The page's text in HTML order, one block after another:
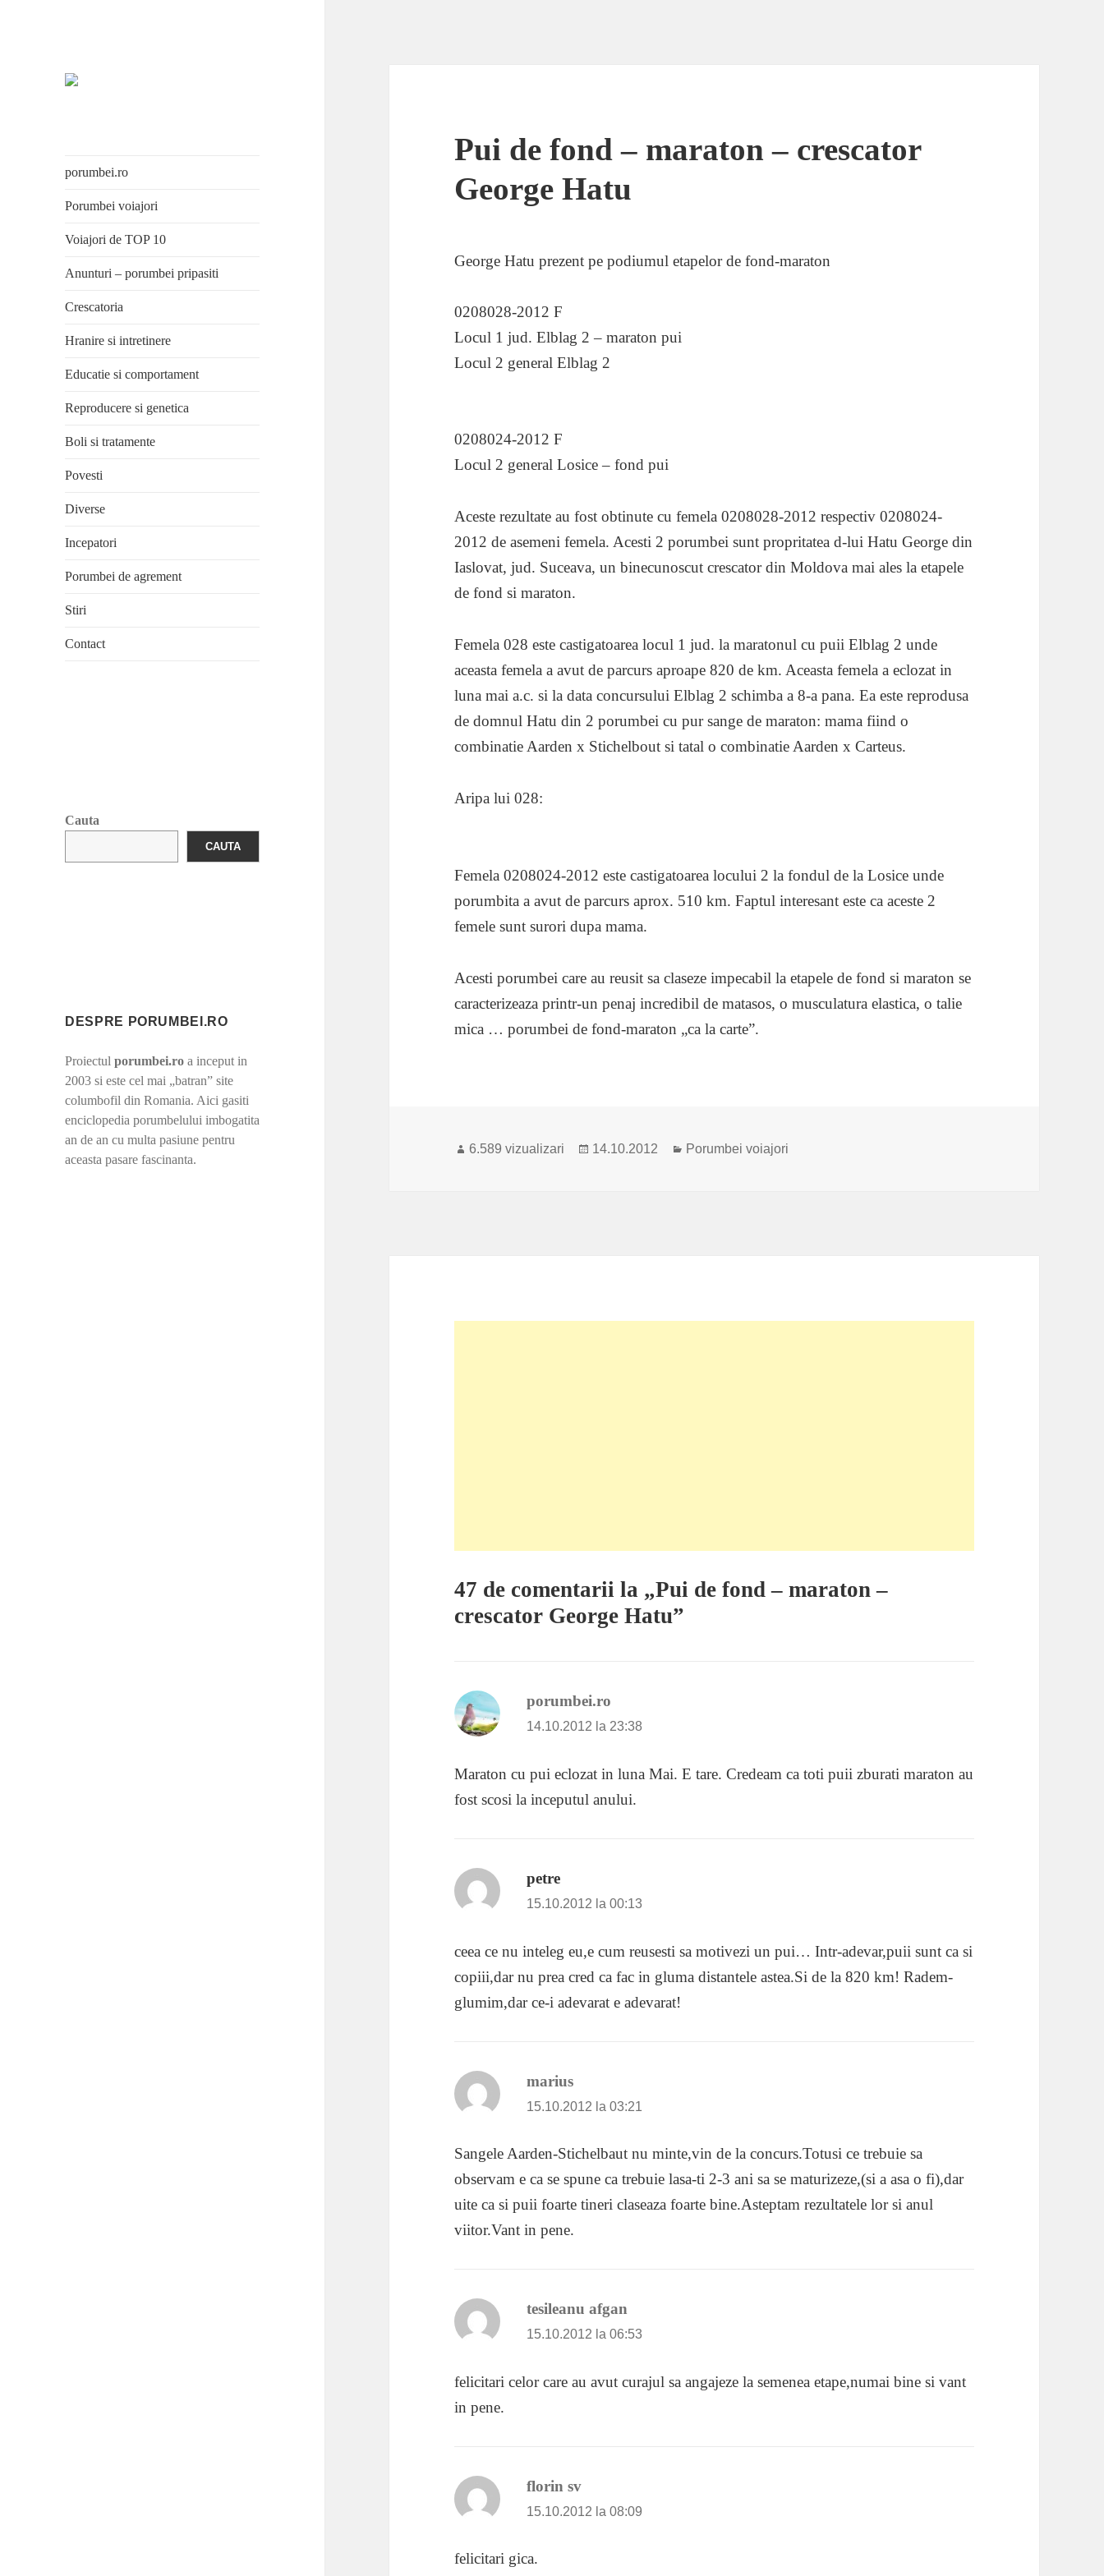
porumbei.ro
Porumbei voiajori
Voiajori de TOP 10
Anunturi – porumbei pripasiti
Crescatoria
Hranire si intretinere
Educatie si comportament
Reproducere si genetica
Boli si tratamente
Povesti
Diverse
Incepatori
Porumbei de agrement
Stiri
Contact
Cauta
CAUTA
DESPRE PORUMBEI.RO
Proiectulporumbei.ro a inceput in
2003 si este cel mai „batran” site
columbofil din Romania. Aici gasiti
enciclopedia porumbelului imbogatita
an de an cu multa pasiune pentru
aceasta pasare fascinanta.
Pui de fond – maraton – crescator
George Hatu
George Hatu prezent pe podiumul etapelor de fond-maraton
0208028-2012 F
Locul 1 jud. Elblag 2 – maraton pui
Locul 2 general Elblag 2
0208024-2012 F
Locul 2 general Losice – fond pui
Aceste rezultate au fost obtinute cu femela 0208028-2012 respectiv 0208024-
2012 de asemeni femela. Acesti 2 porumbei sunt propritatea d-lui Hatu George din
Iaslovat, jud. Suceava, un binecunoscut crescator din Moldova mai ales la etapele
de fond si maraton.
Femela 028 este castigatoarea locul 1 jud. la maratonul cu puii Elblag 2 unde
aceasta femela a avut de parcurs aproape 820 de km. Aceasta femela a eclozat in
luna mai a.c. si la data concursului Elblag 2 schimba a 8-a pana. Ea este reprodusa
de domnul Hatu din 2 porumbei cu pur sange de maraton: mama fiind o
combinatie Aarden x Stichelbout si tatal o combinatie Aarden x Carteus.
Aripa lui 028:
Femela 0208024-2012 este castigatoarea locului 2 la fondul de la Losice unde
porumbita a avut de parcurs aprox. 510 km. Faptul interesant este ca aceste 2
femele sunt surori dupa mama.
Acesti porumbei care au reusit sa claseze impecabil la etapele de fond si maraton se
caracterizeaza printr-un penaj incredibil de matasos, o musculatura elastica, o talie
mica … porumbei de fond-maraton „ca la carte”.
6.589 vizualizari
Publicat
14.10.2012 Categorii
Porumbei voiajori
47 de comentarii la „Pui de fond – maraton –
crescator George Hatu”
porumbei.ro
14.10.2012 la 23:38
Maraton cu pui eclozat in luna Mai. E tare. Credeam ca toti puii zburati maraton au
fost scosi la inceputul anului.
petre
15.10.2012 la 00:13
ceea ce nu inteleg eu,e cum reusesti sa motivezi un pui… Intr-adevar,puii sunt ca si
copiii,dar nu prea cred ca fac in gluma distantele astea.Si de la 820 km! Radem-
glumim,dar ce-i adevarat e adevarat!
marius
15.10.2012 la 03:21
Sangele Aarden-Stichelbaut nu minte,vin de la concurs.Totusi ce trebuie sa
observam e ca se spune ca trebuie lasa-ti 2-3 ani sa se maturizeze,(si a asa o fi),dar
uite ca si puii foarte tineri claseaza foarte bine.Asteptam rezultatele lor si anul
viitor.Vant in pene.
tesileanu afgan
15.10.2012 la 06:53
felicitari celor care au avut curajul sa angajeze la semenea etape,numai bine si vant
in pene.
florin sv
15.10.2012 la 08:09
felicitari gica.